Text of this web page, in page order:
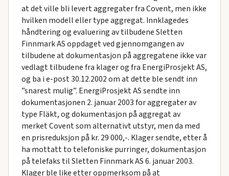
at det ville bli levert aggregater fra Covent, men ikke
hvilken modell eller type aggregat. Innklagedes
håndtering og evaluering av tilbudene Sletten
Finnmark AS oppdaget ved gjennomgangen av
tilbudene at dokumentasjon på aggregatene ikke var
vedlagt tilbudene fra klager og fra EnergiProsjekt AS,
og ba i e-post 30.12.2002 om at dette ble sendt inn
”snarest mulig”. EnergiProsjekt AS sendte inn
dokumentasjonen 2. januar 2003 for aggregater av
type Fläkt, og dokumentasjon på aggregat av
merket Covent som alternativt utstyr, men da med
en prisreduksjon på kr. 29 000,-. Klager sendte, etter å
ha mottatt to telefoniske purringer, dokumentasjon
på telefaks til Sletten Finnmark AS 6. januar 2003.
Klager ble like etter oppmerksom på at